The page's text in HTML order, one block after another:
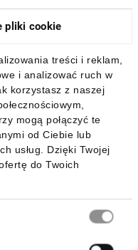
pliki cookie
treści i reklam,
i analizować ruch w
korzystasz z naszej
mogą połączyć te
od Ciebie lub
usług. Dzięki Twojej
do Twoich
mobilną: